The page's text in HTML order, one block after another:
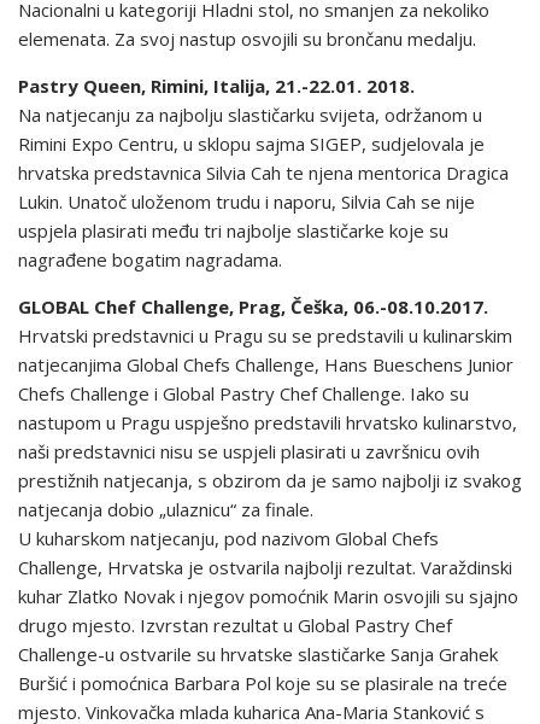
Nacionalni u kategoriji Hladni stol, no smanjen za nekoliko
elemenata. Za svoj nastup osvojili su brončanu medalju.
Pastry Queen, Rimini, Italija, 21.-22.01. 2018.
Na natjecanju za najbolju slastičarku svijeta, održanom u
Rimini Expo Centru, u sklopu sajma SIGEP, sudjelovala je
hrvatska predstavnica Silvia Cah te njena mentorica Dragica
Lukin. Unatoč uloženom trudu i naporu, Silvia Cah se nije
uspjela plasirati među tri najbolje slastičarke koje su
nagrađene bogatim nagradama.
GLOBAL Chef Challenge, Prag, Češka, 06.-08.10.2017.
Hrvatski predstavnici u Pragu su se predstavili u kulinarskim
natjecanjima Global Chefs Challenge, Hans Bueschens Junior
Chefs Challenge i Global Pastry Chef Challenge. Iako su
nastupom u Pragu uspješno predstavili hrvatsko kulinarstvo,
naši predstavnici nisu se uspjeli plasirati u završnicu ovih
prestižnih natjecanja, s obzirom da je samo najbolji iz svakog
natjecanja dobio „ulaznicu“ za finale.
U kuharskom natjecanju, pod nazivom Global Chefs
Challenge, Hrvatska je ostvarila najbolji rezultat. Varaždinski
kuhar Zlatko Novak i njegov pomoćnik Marin osvojili su sjajno
drugo mjesto. Izvrstan rezultat u Global Pastry Chef
Challenge-u ostvarile su hrvatske slastičarke Sanja Grahek
Buršić i pomoćnica Barbara Pol koje su se plasirale na treće
mjesto. Vinkovačka mlada kuharica Ana-Maria Stanković s